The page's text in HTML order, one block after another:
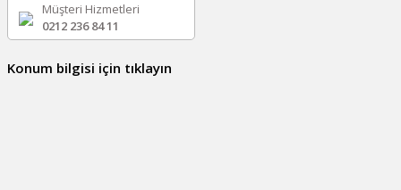
Müşteri Hizmetleri
0212 236 84 11
Konum bilgisi için tıklayın